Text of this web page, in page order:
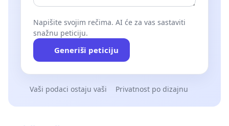
Napišite svojim rečima. AI će za vas sastaviti
snažnu peticiju.
Generiši peticiju
Vaši podaci ostaju vaši Privatnost po dizajnu